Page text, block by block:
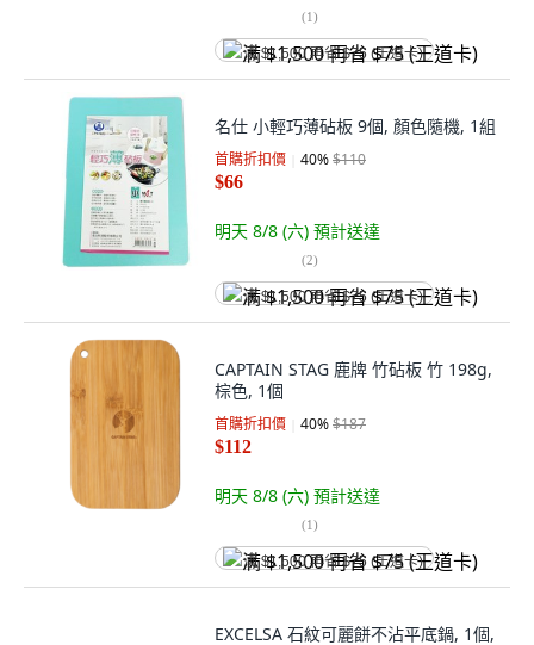
(1)
满 $1,500 再省 $75 (王道卡)
名仕 小輕巧薄砧板 9個, 顏色隨機, 1組
首購折扣價 40%$110
$66
明天 8/8 (六) 預計送達
(2)
满 $1,500 再省 $75 (王道卡)
CAPTAIN STAG 鹿牌 竹砧板 竹 198g,
棕色, 1個
首購折扣價 40%$187
$112
明天 8/8 (六) 預計送達
(1)
满 $1,500 再省 $75 (王道卡)
EXCELSA 石紋可麗餅不沾平底鍋, 1個,